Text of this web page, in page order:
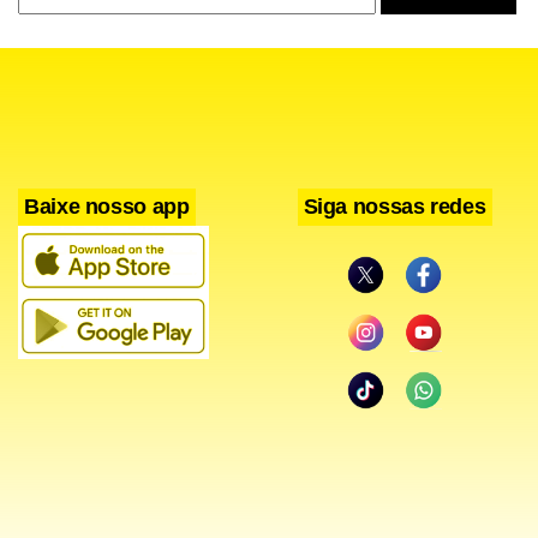
Baixe nosso app Siga nossas redes